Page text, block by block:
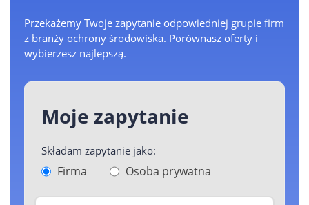
Przekażemy Twoje zapytanie odpowiedniej grupie firm
z branży ochrony środowiska. Porównasz oferty i
wybierzesz najlepszą.
Moje zapytanie
Składam zapytanie jako:
Firma Osoba prywatna